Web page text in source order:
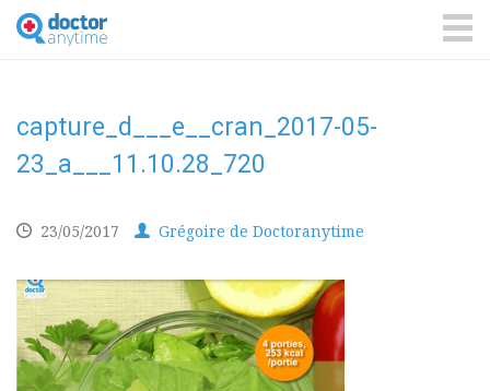
DoctorAnyTime
You
are
capture_d___e__cran_2017-05-
23_a___11.10.28_720
23/05/2017 Grégoire de Doctoranytime